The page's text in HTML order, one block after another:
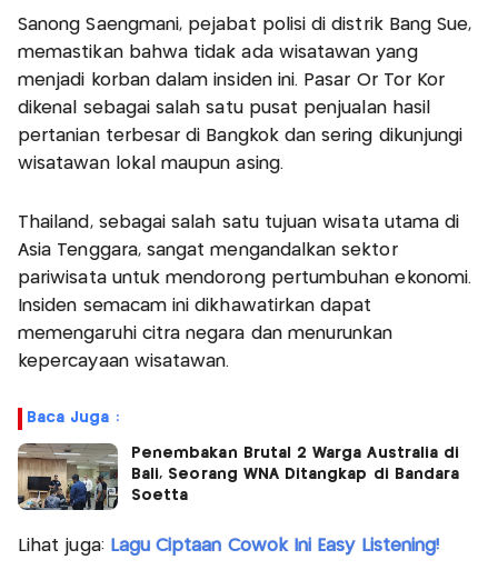
Sanong Saengmani, pejabat polisi di distrik Bang Sue,
memastikan bahwa tidak ada wisatawan yang
menjadi korban dalam insiden ini. Pasar Or Tor Kor
dikenal sebagai salah satu pusat penjualan hasil
pertanian terbesar di Bangkok dan sering dikunjungi
wisatawan lokal maupun asing.
Thailand, sebagai salah satu tujuan wisata utama di
Asia Tenggara, sangat mengandalkan sektor
pariwisata untuk mendorong pertumbuhan ekonomi.
Insiden semacam ini dikhawatirkan dapat
memengaruhi citra negara dan menurunkan
kepercayaan wisatawan.
Baca Juga :
Penembakan Brutal 2 Warga Australia di
Bali, Seorang WNA Ditangkap di Bandara
Soetta
Lihat juga: Lagu Ciptaan Cowok Ini Easy Listening!